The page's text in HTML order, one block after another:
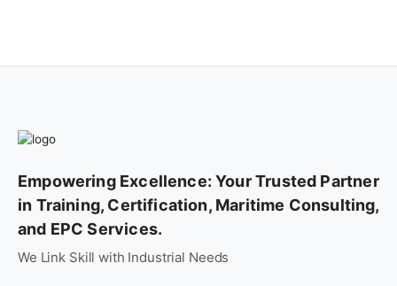
Empowering Excellence: Your Trusted Partner
in Training, Certification, Maritime Consulting,
and EPC Services.
We Link Skill with Industrial Needs